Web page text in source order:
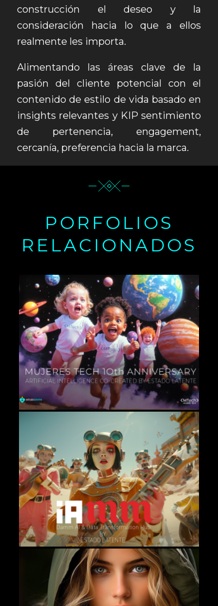
construcción el deseo y la
consideración hacia lo que a ellos
realmente les importa.
Alimentando las áreas clave de la
pasión del cliente potencial con el
contenido de estilo de vida basado en
insights relevantes y KIP sentimiento
de pertenencia, engagement,
cercanía, preferencia hacia la marca.
PORFOLIOS
RELACIONADOS